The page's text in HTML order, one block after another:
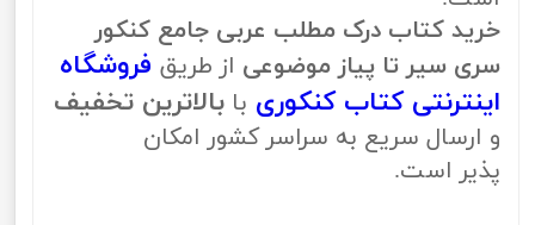
خرید کتاب درک مطلب عربی جامع کنکور
سری سیر تا پیاز موضوعی از طریق فروشگاه
اینترنتی کتاب کنکوری با بالاترین تخفیف
و ارسال سریع به سراسر کشور امکان
پذیر است.